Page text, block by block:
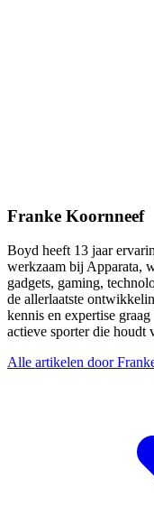
Franke Koornneef
Boyd heeft 13 jaar
werkzaam bij Apparata,
gadgets, gaming,
de allerlaatste
kennis en expertise
actieve sporter die houdt
Alle artikelen door